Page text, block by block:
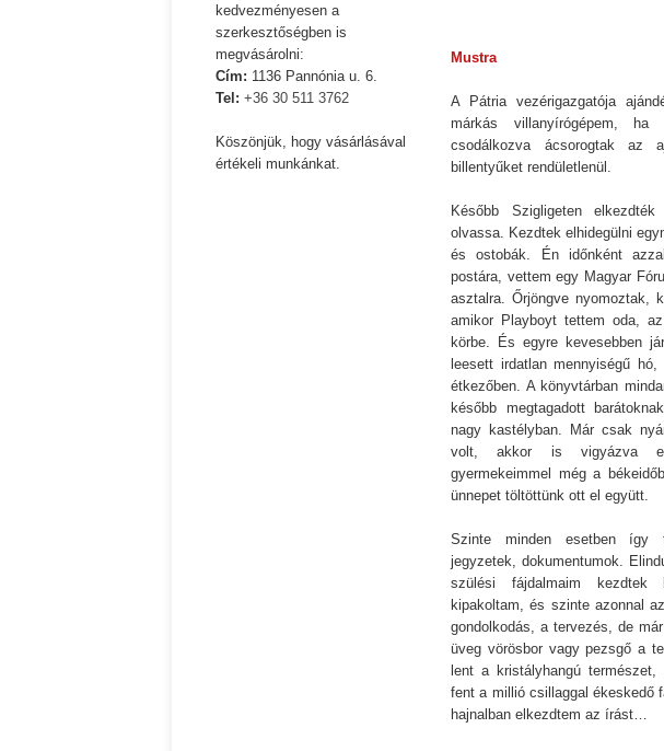
kedvezményesen a
szerkesztőségben is
megvásárolni:
Cím: 1136 Pannónia u. 6.
Tel: +36 30 511 3762
Köszönjük, hogy vásárlásával
értékeli munkánkat.
Mustra
A Pátria vezérigazgatója
márkás villanyírógépem,
csodálkozva ácsorogtak
billentyűket rendületlenül.
Később Szigligeten
olvassa. Kezdtek elhidegülni
és ostobák. Én időnként
postára, vettem egy Magyar
asztalra. Őrjöngve nyomoztak,
amikor Playboyt tettem oda,
körbe. És egyre kevesebben
leesett irdatlan mennyiségű
étkezőben. A könyvtárban
később megtagadott
nagy kastélyban. Már csak
volt, akkor is vigyázva
gyermekeimmel még a
ünnepet töltöttünk ott el együtt.
Szinte minden esetben így
jegyzetek, dokumentumok.
szülési fájdalmaim kezdtek
kipakoltam, és szinte azonnal
gondolkodás, a tervezés, de
üveg vörösbor vagy pezsgő a
lent a kristályhangú
fent a millió csillaggal ékeskedő
hajnalban elkezdtem az írást…